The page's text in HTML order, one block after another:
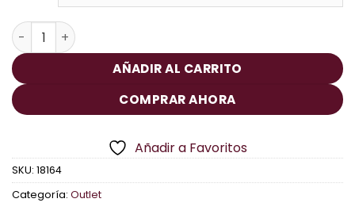
Bolso Shopper en Piel Lisa con Asa Trenzada cantidad
AÑADIR AL CARRITO
COMPRAR AHORA
Añadir a Favoritos
SKU: 18164
Categoría: Outlet